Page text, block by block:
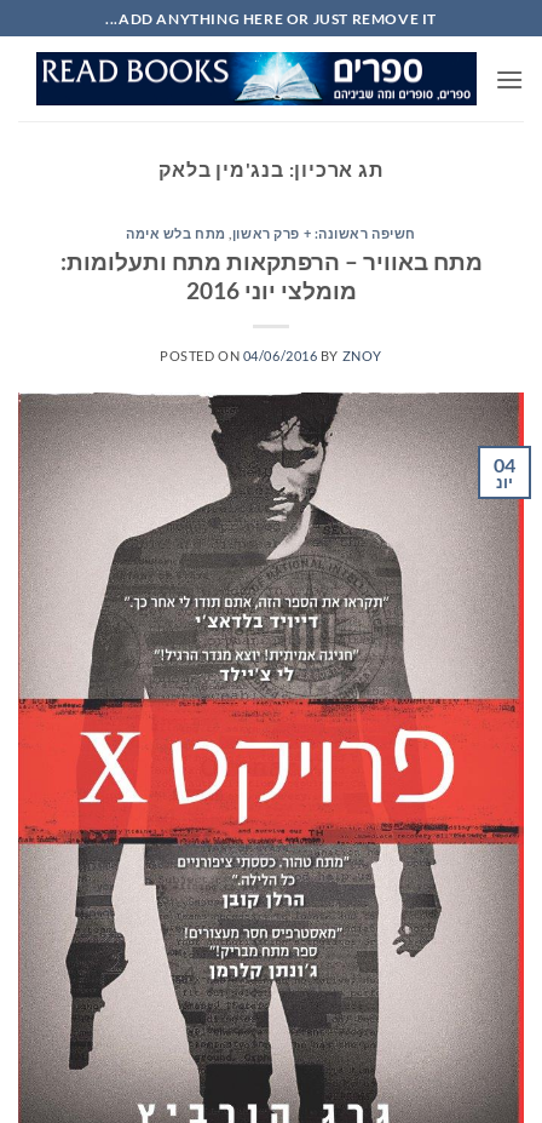
to
content
ADD ANYTHING HERE OR JUST REMOVE IT...
תג ארכיון: בנג'מין בלאק
חשיפה ראשונה: + פרק ראשון מתח בלש אימה
מתח באוויר – הרפתקאות מתח ותעלומות:
מומלצי יוני 2016
POSTED ON 04/06/2016 BY ZNOY
04
יונ